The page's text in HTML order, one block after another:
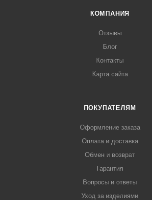
КОМПАНИЯ
Отзывы
Блог
Контакты
Карта сайта
ПОКУПАТЕЛЯМ
Оформление заказа
Оплата и доставка
Обмен и возврат
Гарантия
Вопросы и ответы
Уход за изделиями